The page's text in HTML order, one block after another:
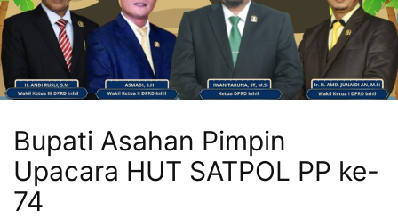
Bupati Asahan Pimpin
Upacara HUT SATPOL PP ke-
74